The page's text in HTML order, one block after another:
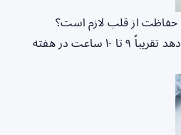
حفاظت از قلب لازم است؟
ساعت در هفته